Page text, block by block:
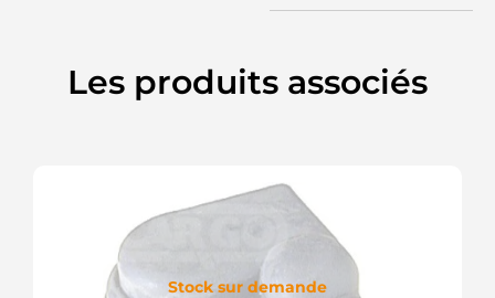
Les produits associés
Stock sur demande